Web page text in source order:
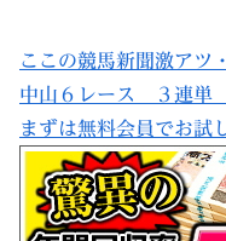
ここの競馬新聞激アツ
中山６レース ３連単
まずは無料会員でお試